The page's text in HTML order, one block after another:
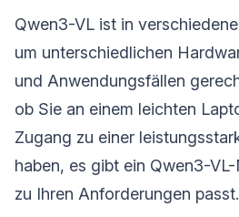
Qwen3-VL ist in
um unterschiedlichen
und Anwendungsfällen
ob Sie an einem leichten
Zugang zu einer
haben, es gibt ein Qwen3-
zu Ihren Anforderungen passt.